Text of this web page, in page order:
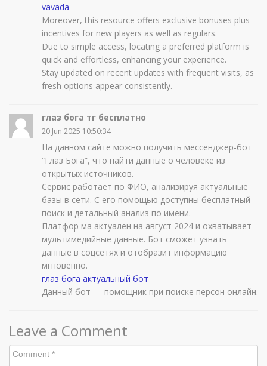
vavada
Moreover, this resource offers exclusive bonuses plus
incentives for new players as well as regulars.
Due to simple access, locating a preferred platform is
quick and effortless, enhancing your experience.
Stay updated on recent updates with frequent visits, as
fresh options appear consistently.
глаз бога тг бесплатно
20 Jun 2025 10:50:34
На данном сайте можно получить мессенджер-бот
“Глаз Бога”, что найти данные о человеке из
открытых источников.
Сервис работает по ФИО, анализируя актуальные
базы в сети. С его помощью доступны бесплатный
поиск и детальный анализ по имени.
Платфор ма актуален на август 2024 и охватывает
мультимедийные данные. Бот сможет узнать
данные в соцсетях и отобразит информацию
мгновенно.
глаз бога актуальный бот
Данный бот — помощник при поиске персон онлайн.
Leave a Comment